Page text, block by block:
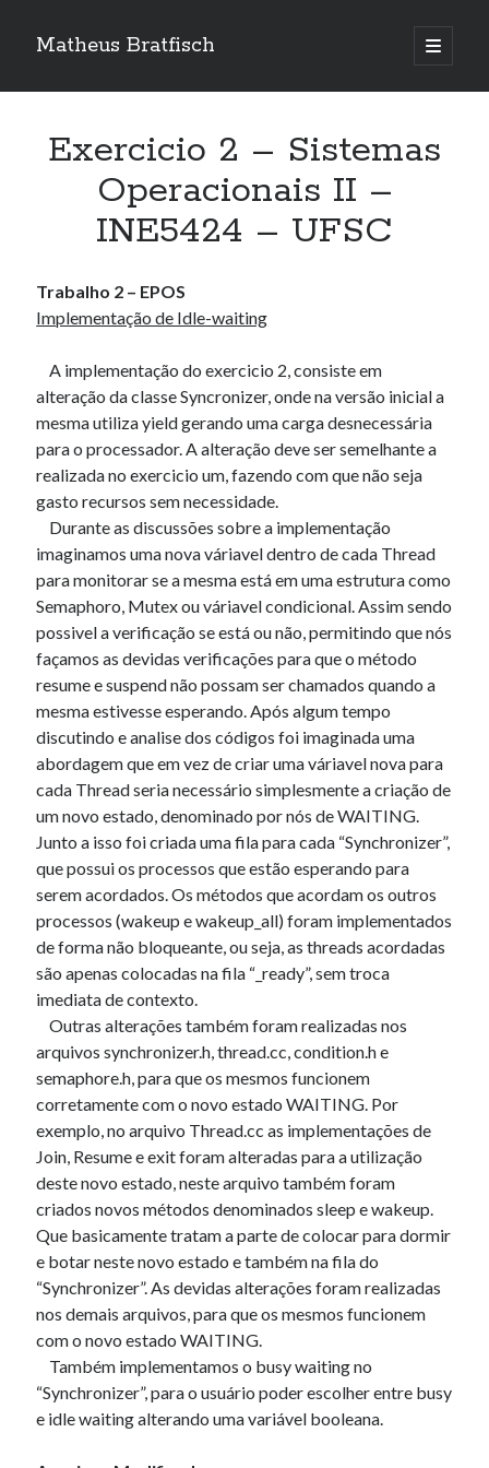
Matheus Bratfisch
abrir
o
Barra
Calendário
agosto 2026
3 4 5 6 7 8 9
10 11 13 16
17 18 19 20 21 22 23
24 25 26 27 28 29 30
« mar
Artigos Recentes
Ubuntu 12.04 – Configurando Samba (3.6.3)
Projetos – Git Hub
Compilando para Teensy 3.0 no Windows utilizando Makefile
Programando atmega8u2 no Arduino Uno utilizando USB Asp
Usando USB ASP como não root
Erro no banco de dados do WordPress:[Table
'mb_comments' is marked as crashed and should be
repaired]
SELECT COUNT(*) FROM mb_comments JOIN mb_posts
ON mb_posts.ID = mb_comments.comment_post_ID
WHERE ( comment_approved = '1' ) AND
comment_post_ID = 1459 AND comment_parent = 0
AND ( mb_comments.comment_date_gmt < '2026-08-
07 04:12:15' )
Erro no banco de dados do WordPress:[Table
'mb_comments' is marked as crashed and should be
repaired]
SELECT COUNT(*) FROM mb_comments JOIN mb_posts
ON mb_posts.ID = mb_comments.comment_post_ID
WHERE ( comment_approved = '1' ) AND
comment_post_ID = 1459 AND comment_parent = 0
AND ( mb_comments.comment_date_gmt < '2026-08-
07 04:11:44' )
Comentários
CalebKeypeemNovidades no Ubuntu 9.10 Alpha 5
Casino Mindesteinzahlung 2 Euro Apple PayemEnfim, publicando
Exercicio 2 – Sistemas
Operacionais II –
INE5424 – UFSC
Trabalho 2 – EPOS
Implementação de Idle-waiting
A implementação do exercicio 2, consiste em
alteração da classe Syncronizer, onde na versão inicial a
mesma utiliza yield gerando uma carga desnecessária
para o processador. A alteração deve ser semelhante a
realizada no exercicio um, fazendo com que não seja
gasto recursos sem necessidade.
Durante as discussões sobre a implementação
imaginamos uma nova váriavel dentro de cada Thread
para monitorar se a mesma está em uma estrutura como
Semaphoro, Mutex ou váriavel condicional. Assim sendo
possivel a verificação se está ou não, permitindo que nós
façamos as devidas verificações para que o método
resume e suspend não possam ser chamados quando a
mesma estivesse esperando. Após algum tempo
discutindo e analise dos códigos foi imaginada uma
abordagem que em vez de criar uma váriavel nova para
cada Thread seria necessário simplesmente a criação de
um novo estado, denominado por nós de WAITING.
Junto a isso foi criada uma fila para cada “Synchronizer”,
que possui os processos que estão esperando para
serem acordados. Os métodos que acordam os outros
processos (wakeup e wakeup_all) foram implementados
de forma não bloqueante, ou seja, as threads acordadas
são apenas colocadas na fila “_ready”, sem troca
imediata de contexto.
Outras alterações também foram realizadas nos
arquivos synchronizer.h, thread.cc, condition.h e
semaphore.h, para que os mesmos funcionem
corretamente com o novo estado WAITING. Por
exemplo, no arquivo Thread.cc as implementações de
Join, Resume e exit foram alteradas para a utilização
deste novo estado, neste arquivo também foram
criados novos métodos denominados sleep e wakeup.
Que basicamente tratam a parte de colocar para dormir
e botar neste novo estado e também na fila do
“Synchronizer”. As devidas alterações foram realizadas
nos demais arquivos, para que os mesmos funcionem
com o novo estado WAITING.
Também implementamos o busy waiting no
“Synchronizer”, para o usuário poder escolher entre busy
e idle waiting alterando uma variável booleana.